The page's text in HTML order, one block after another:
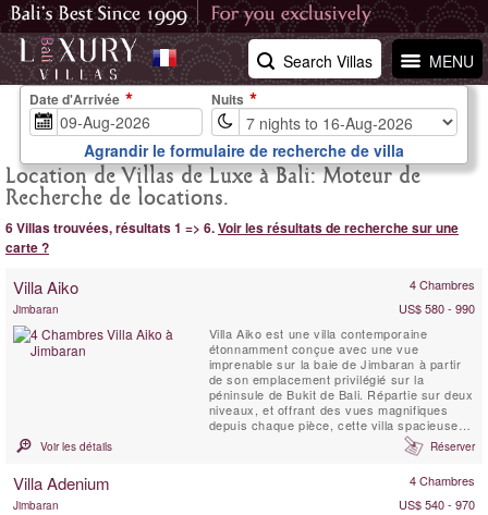
MENU
Search Villas
Location de Villas de Luxe à Bali: Moteur de
Recherche de locations.
6 Villas trouvées, résultats 1 => 6.Voir les résultats de recherche sur une
carte ?
Villa Aiko 4 Chambres
Jimbaran
US$ 580 - 990
Villa Aiko est une villa contemporaine
étonnamment conçue avec une vue
imprenable sur la baie de Jimbaran à partir
de son emplacement privilégié sur la
péninsule de Bukit de Bali. Répartie sur deux
niveaux, et offrant des vues magnifiques
depuis chaque pièce, cette villa spacieuse et
lumineuse encadre deux côtés d’une piscine
à débordement de 15 mètres bordée d’un
comme des éléments traditionnels balinais
Voir les détails Réserver
Villa Adenium 4 Chambres
Jimbaran
US$ 540 - 970
Date d'Arrivée Nuits
Agrandir le formulaire de recherche de villa